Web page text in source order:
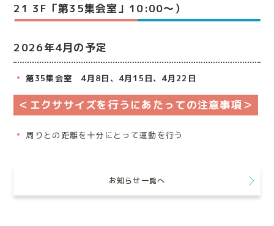
21 3F「第35集会室」10:00～）
2026年4月の予定
第35集会室 4月8日 、4月15日、 4月22日
＜エクササイズを行うにあたっての注意事項＞
周りとの距離を十分にとって運動を行う
お知らせ一覧へ